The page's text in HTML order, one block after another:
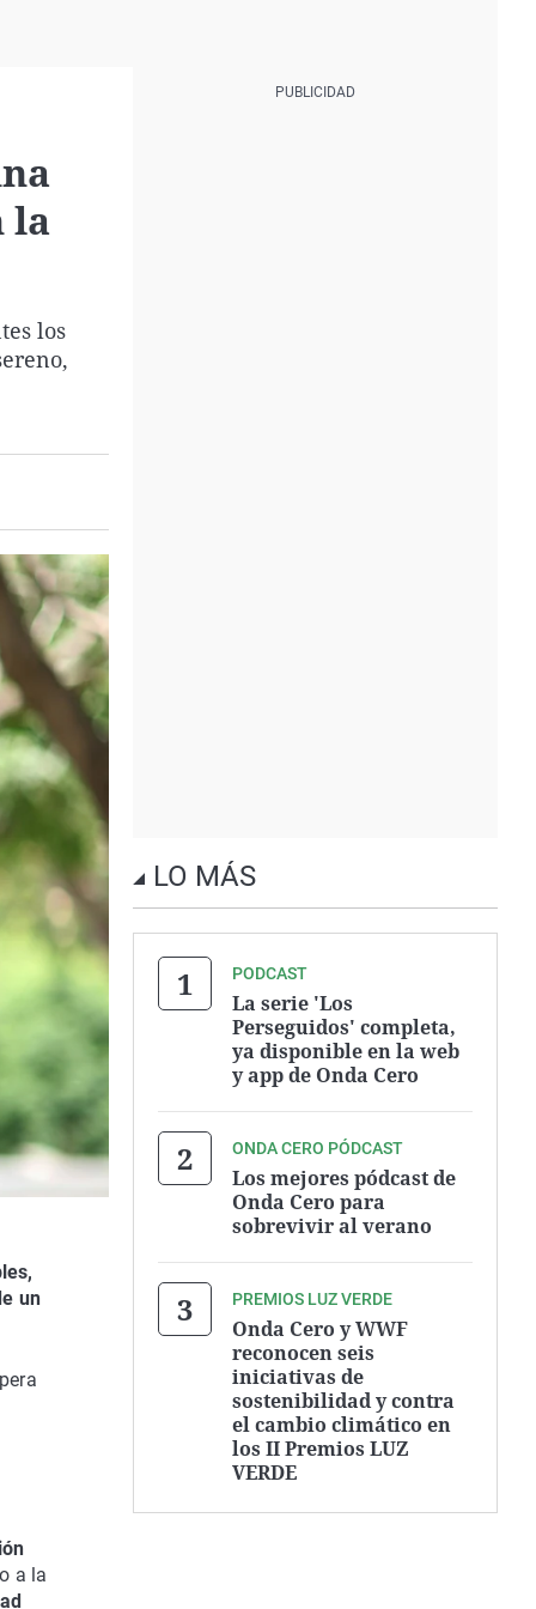
la
los
un
a la
LO MÁS
PODCAST
La serie 'Los
Perseguidos' completa,
ya disponible en la web
y app de Onda Cero
ONDA CERO PÓDCAST
Los mejores pódcast de
Onda Cero para
sobrevivir al verano
PREMIOS LUZ VERDE
Onda Cero y WWF
reconocen seis
iniciativas de
sostenibilidad y contra
el cambio climático en
los II Premios LUZ
VERDE